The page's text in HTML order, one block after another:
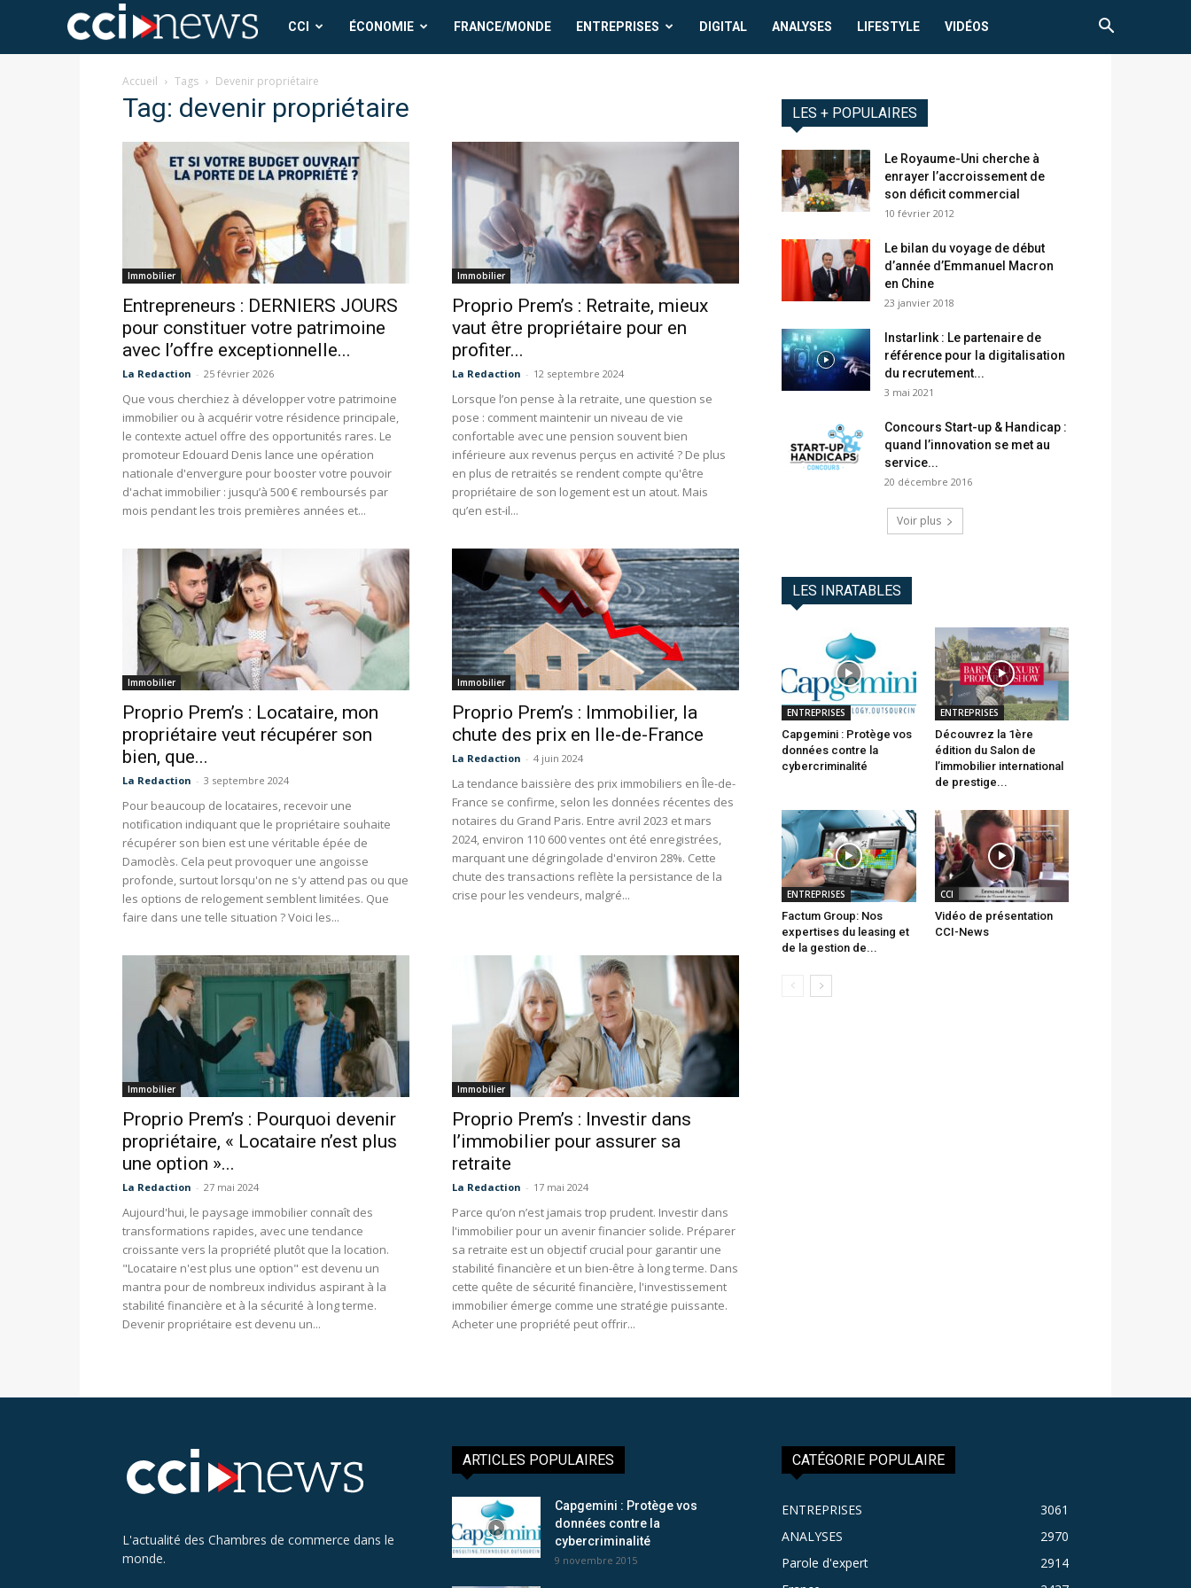
CCI
News
CCI ÉCONOMIE FRANCE/MONDE ENTREPRISES DIGITAL ANALYSES LIFESTYLE VIDÉOS
Accueil Tags Devenir propriétaire
Tag: devenir propriétaire
Immobilier
Entrepreneurs : DERNIERS JOURS
pour constituer votre patrimoine
avec l’offre exceptionnelle...
La Redaction - 25 février 2026
Que vous cherchiez à développer votre patrimoine
immobilier ou à acquérir votre résidence principale,
le contexte actuel offre des opportunités rares. Le
promoteur Edouard Denis lance une opération
nationale d'envergure pour booster votre pouvoir
d'achat immobilier : jusqu’à 500 € remboursés par
mois pendant les trois premières années et...
Immobilier
Proprio Prem’s : Retraite, mieux
vaut être propriétaire pour en
profiter...
La Redaction - 12 septembre 2024
Lorsque l’on pense à la retraite, une question se
pose : comment maintenir un niveau de vie
confortable avec une pension souvent bien
inférieure aux revenus perçus en activité ? De plus
en plus de retraités se rendent compte qu'être
propriétaire de son logement est un atout. Mais
qu’en est-il...
Immobilier
Proprio Prem’s : Locataire, mon
propriétaire veut récupérer son
bien, que...
La Redaction - 3 septembre 2024
Pour beaucoup de locataires, recevoir une
notification indiquant que le propriétaire souhaite
récupérer son bien est une véritable épée de
Damoclès. Cela peut provoquer une angoisse
profonde, surtout lorsqu'on ne s'y attend pas ou que
les options de relogement semblent limitées. Que
faire dans une telle situation ? Voici les...
Immobilier
Proprio Prem’s : Immobilier, la
chute des prix en Ile-de-France
La Redaction - 4 juin 2024
La tendance baissière des prix immobiliers en Île-de-
France se confirme, selon les données récentes des
notaires du Grand Paris. Entre avril 2023 et mars
2024, environ 110 600 ventes ont été enregistrées,
marquant une dégringolade d'environ 28%. Cette
chute des transactions reflète la persistance de la
crise pour les vendeurs, malgré...
Immobilier
Proprio Prem’s : Pourquoi devenir
propriétaire, « Locataire n’est plus
une option »...
La Redaction - 27 mai 2024
Aujourd'hui, le paysage immobilier connaît des
transformations rapides, avec une tendance
croissante vers la propriété plutôt que la location.
"Locataire n'est plus une option" est devenu un
mantra pour de nombreux individus aspirant à la
stabilité financière et à la sécurité à long terme.
Devenir propriétaire est devenu un...
Immobilier
Proprio Prem’s : Investir dans
l’immobilier pour assurer sa
retraite
La Redaction - 17 mai 2024
Parce qu’on n’est jamais trop prudent. Investir dans
l'immobilier pour un avenir financier solide. Préparer
sa retraite est un objectif crucial pour garantir une
stabilité financière et un bien-être à long terme. Dans
cette quête de sécurité financière, l'investissement
immobilier émerge comme une stratégie puissante.
Acheter une propriété peut offrir...
LES + POPULAIRES
Le Royaume-Uni cherche à
enrayer l’accroissement de
son déficit commercial
10 février 2012
Le bilan du voyage de début
d’année d’Emmanuel Macron
en Chine
23 janvier 2018
Instarlink : Le partenaire de
référence pour la digitalisation
du recrutement...
3 mai 2021
Concours Start-up & Handicap :
quand l’innovation se met au
service...
20 décembre 2016
Voir plus
LES INRATABLES
ENTREPRISES
Capgemini : Protège vos
données contre la
cybercriminalité
ENTREPRISES
Découvrez la 1ère
édition du Salon de
l’immobilier international
de prestige...
ENTREPRISES
Factum Group: Nos
expertises du leasing et
de la gestion de...
CCI
Vidéo de présentation
CCI-News
L'actualité des Chambres de commerce dans le
monde.
ARTICLES POPULAIRES
Capgemini : Protège vos
données contre la
cybercriminalité
9 novembre 2015
CATÉGORIE POPULAIRE
ENTREPRISES
3061
ANALYSES
2970
Parole d'expert
2914